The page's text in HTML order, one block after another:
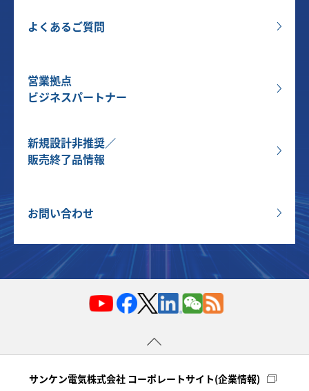
よくあるご質問
営業拠点
ビジネスパートナー
新規設計非推奨／
販売終了品情報
お問い合わせ
サンケン電気株式会社 コーポレートサイト(企業情報)